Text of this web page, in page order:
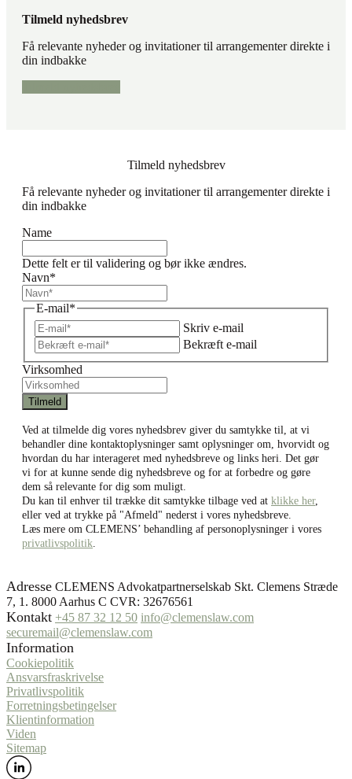
Tilmeld nyhedsbrev
Få relevante nyheder og invitationer til arrangementer direkte i
din indbakke
Tilmeld nyhedsbrev
Få relevante nyheder og invitationer til arrangementer direkte i
din indbakke
Name
Dette felt er til validering og bør ikke ændres.
Navn*
E-mail*
Skriv e-mail
Bekræft e-mail
Virksomhed
Ved at tilmelde dig vores nyhedsbrev giver du samtykke til, at vi
behandler dine kontaktoplysninger samt oplysninger om, hvorvidt og
hvordan du har interageret med nyhedsbreve og links heri. Det gør
vi for at kunne sende dig nyhedsbreve og for at forbedre og gøre
dem så relevante for dig som muligt.
Du kan til enhver til trække dit samtykke tilbage ved at klikke her,
eller ved at trykke på "Afmeld" nederst i vores nyhedsbreve.
Læs mere om CLEMENS’ behandling af personoplysninger i vores
privatlivspolitik
Adresse CLEMENS Advokatpartnerselskab Skt. Clemens Stræde
7, 1. 8000 Aarhus C CVR: 32676561
Kontakt +45 87 32 12 50 info@clemenslaw.com
securemail@clemenslaw.com
Information
Cookiepolitik
Ansvarsfraskrivelse
Privatlivspolitik
Forretningsbetingelser
Klientinformation
Viden
Sitemap